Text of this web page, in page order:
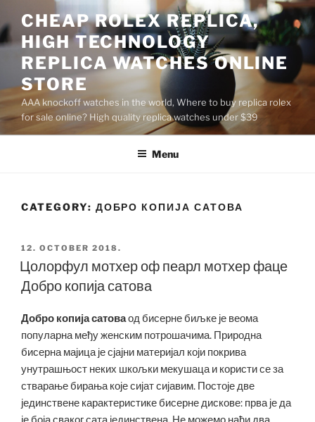
to
content
CHEAP ROLEX REPLICA,
HIGH TECHNOLOGY
REPLICA WATCHES ONLINE
STORE
AAA knockoff watches in the world, Where to buy replica rolex
for sale online? High quality replica watches under $39
Menu
CATEGORY: ДОБРО КОПИЈА САТОВА
POSTED
ON
12. OCTOBER 2018.
Цолорфул мотхер оф пеарл мотхер фаце
Добро копија сатова
Добро копија сатоваод бисерне биљке је веома
популарна међу женским потрошачима. Природна
бисерна мајица је сјајни материјал који покрива
унутрашњост неких шкољки мекушаца и користи се за
стварање бирања које сијат сијавим. Постоје две
јединствене карактеристике бисерне дискове: прва је да